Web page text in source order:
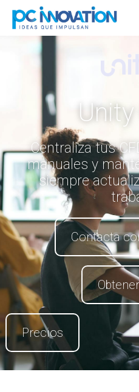
Unity
Centraliza tus
manuales y
siempre
Contacta
Precios